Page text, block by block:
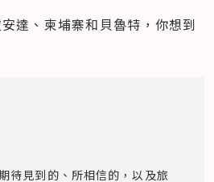
達、柬埔寨和貝魯特，你想到
待見到的、所相信的，以及旅